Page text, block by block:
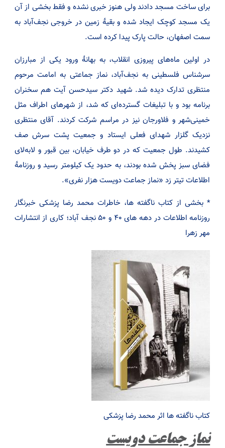
برای ساخت مسجد‌ دادند ولی هنوز خبری نشده و فقط بخشی از آن
یک مسجد کوچک ایجاد شده و بقیۀ زمین در خروجی نجف‌آباد به
سمت اصفهان، حالت پارک پیدا کرده است.
در اولین ماه‌های پیروزی انقلاب، به بهانۀ ورود یکی از مبارزان
سرشناس فلسطینی به نجف‌آباد، نماز جماعتی به امامت مرحوم
منتظری تدارک دیده شد. شهید دکتر سید‌حسن آیت هم سخنران
برنامه بود و با تبلیغات گسترده‌ای که شد، از شهرهای اطراف مثل
خمینی‌شهر و فلاورجان نیز در مراسم شرکت کردند. آقای منتظری
نزدیک گلزار شهدای فعلی ایستاد و جمعیت پشت سرش صف
کشیدند. طول جمعیت که در دو طرف خیابان، بین قبور و لابه‌لای
فضای سبز پخش شده بودند، به حدود یک کیلومتر رسید و روزنامۀ
اطلاعات تیتر زد «نماز جماعت دویست هزار نفری».
* بخشی از کتاب ناگفته ها، خاطرات محمد رضا پزشکی خبرنگار
روزنامه اطلاعات در دهه های ۴۰ و ۵۰ نجف آباد؛ کاری از انتشارات
مهر زهرا
کتاب ناگفته ها اثر محمد رضا پزشکی
نماز جماعت دویست